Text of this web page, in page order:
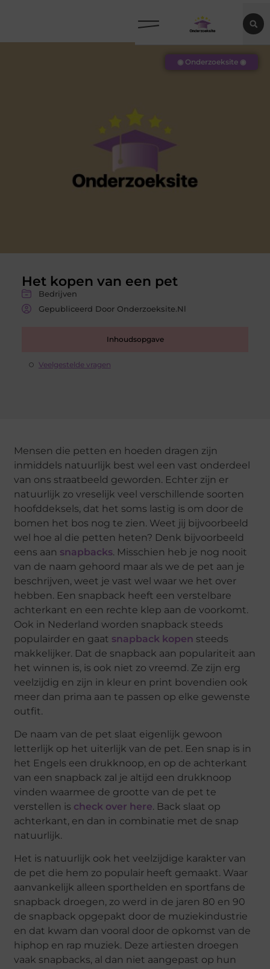
Het kopen van een pet
Bedrijven
Gepubliceerd Door Onderzoeksite.nl
Inhoudsopgave
Veelgestelde vragen
◉ Onderzoeksite ◉
Mensen die petten en hoeden dragen zijn
inmiddels natuurlijk best wel een vast onderdeel
van ons straatbeeld geworden. Echter zijn er
natuurlijk zo vreselijk veel verschillende soorten
hoofddeksels, dat het soms lastig is om door de
bomen het bos nog te zien. Weet jij bijvoorbeeld
wel hoe al die petten heten? Denk bijvoorbeeld
eens aan snapbacks. Misschien heb je nog nooit
van de naam gehoord maar als we de pet aan je
beschrijven, weet je vast wel waar we het over
hebben. Een snapback heeft een verstelbare
achterkant en een rechte klep aan de voorkomt.
Ook in Nederland worden snapback steeds
populairder en gaat snapback kopen steeds
makkelijker. Dat de snapback aan populariteit aan
het winnen is, is ook niet zo vreemd. Ze zijn erg
veelzijdig en zijn in kleur en print bovendien ook
meer dan prima aan te passen op elke gewenste
outfit.
De naam van de pet slaat eigenlijk gewoon
letterlijk op het uiterlijk van de pet. Een snap is in
het Engels een drukknoop, en op de achterkant
van een snapback zal je altijd een drukknoop
vinden waarmee de grootte van de pet te
verstellen is check over here. Back slaat op
achterkant, en dan in combinatie met de snap
natuurlijk.
Het is natuurlijk ook het veelzijdige karakter van
de pet die hem zo populair heeft gemaakt. Waar
aanvankelijk alleen sporthelden en sportfans de
snapback droegen, zo werd in de jaren 80 en 90
de snapback opgepakt door de muziekindustrie
en dat kwam dan vooral door de opkomst van de
hiphop en rap muziek. Deze artiesten droegen
vaak snapbacks, al dan niet aangepast op hun